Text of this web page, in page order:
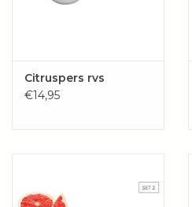
Citruspers rvs
€14,95